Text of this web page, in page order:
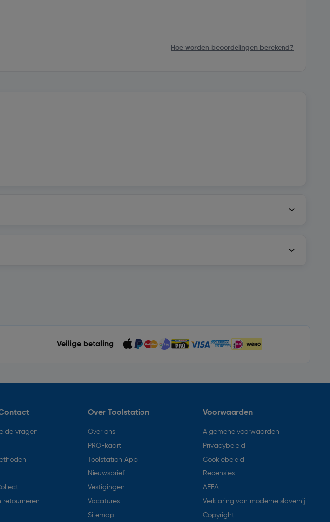
Hoe worden beoordelingen berekend?
Veilige betaling
vragen
retourneren
Over Toolstation
Over ons
PRO-kaart
Toolstation App
Nieuwsbrief
Vestigingen
Vacatures
Sitemap
Voorwaarden
Algemene voorwaarden
Privacybeleid
Cookiebeleid
Recensies
AEEA
Verklaring van moderne slavernij
Copyright